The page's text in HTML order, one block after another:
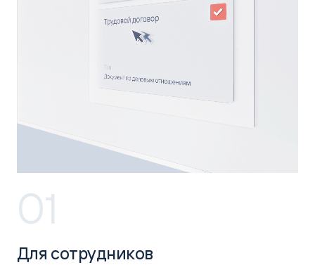
01
Для сотрудников